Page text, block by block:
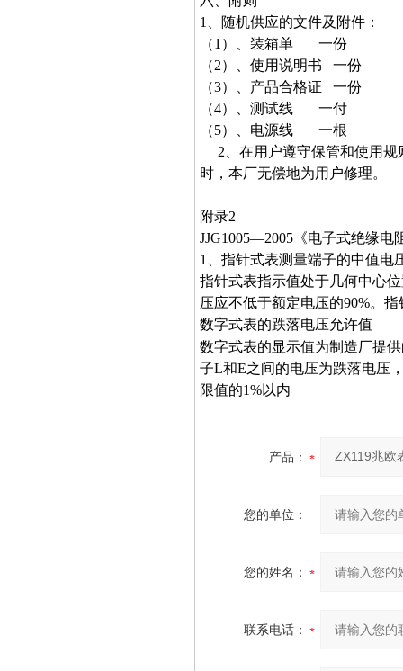
1、随机供应的文件及附件：
（1）、装箱单 一份
（2）、使用说明书 一份
（3）、产品合格证 一份
（4）、测试线 一付
（5）、电源线 一根
2、在用户遵守保管和使用规
时，本厂无偿地为用户修理。
附录2
JJG1005—2005《电子式绝缘
1、指针式表测量端子的中值电
指针式表指示值处于几何中心
压应不低于额定电压的90%。
数字式表的跌落电压允许值
数字式表的显示值为制造厂提
子L和E之间的电压为跌落电压
限值的1%以内
产品：
您的单位：
您的姓名：
联系电话：